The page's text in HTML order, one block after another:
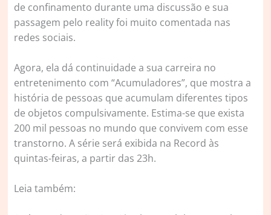
de confinamento durante uma discussão e sua
passagem pelo reality foi muito comentada nas
redes sociais.
Agora, ela dá continuidade a sua carreira no
entretenimento com “Acumuladores”, que mostra a
história de pessoas que acumulam diferentes tipos
de objetos compulsivamente. Estima-se que exista
200 mil pessoas no mundo que convivem com esse
transtorno. A série será exibida na Record às
quintas-feiras, a partir das 23h.
Leia também: